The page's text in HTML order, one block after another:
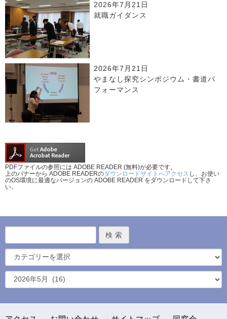
2026年7月21日
就職ガイダンス
2026年7月21日
やまなし探究シンポジウム・書道パ
フォーマンス
PDFファイルの参照には ADOBE READER (無料)が必要です。
上のバナーから ADOBE READERのダウンロードサイトへアクセス し、お使い
のOS環境に最適なバージョンの ADOBE READER をダウンロードして下さ
い。